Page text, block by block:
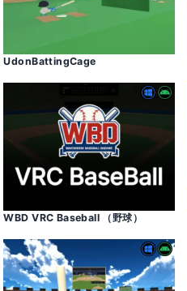
UdonBattingCage
WBD VRC Baseball （野球）